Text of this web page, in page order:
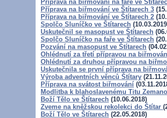
Příprava na biřmování na faře ve
Příprava na biřmování ve Štítarech 3
Příprava na biřmování ve Štítarech 2
Spolčo Sluníčko ve Štítarech
Uskutečnil se masopust ve Štítarech
Spolčo Sluníčko na faře ve Štítarech
Pozvání na masopust ve Štítarech
Ohlédnutí za třetí přípravou na
Ohlédnutí za druhou přípravou na
Uskutečnila se první příprava na
Výroba adventních věnců Štítary
Příprava na svátost biřmování
Modlitba k blahoslavenému Titu
Boží Tělo ve Štítarech (10.06.2018)
Zveme na kněžskou rekolekci do Štítar
Boží Tělo ve Štítarech (22.05.2018)